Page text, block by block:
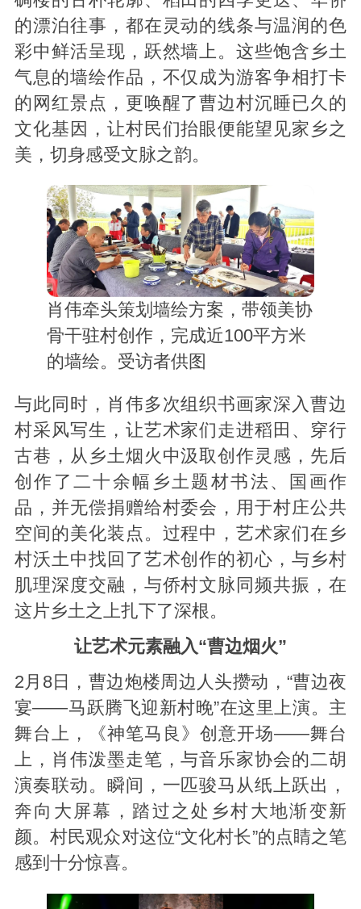
的漂泊往事，都在灵动的线条与温润的色
彩中鲜活呈现，跃然墙上。这些饱含乡土
气息的墙绘作品，不仅成为游客争相打卡
的网红景点，更唤醒了曹边村沉睡已久的
文化基因，让村民们抬眼便能望见家乡之
美，切身感受文脉之韵。
肖伟牵头策划墙绘方案，带领美协
骨干驻村创作，完成近100平方米
的墙绘。受访者供图
与此同时，肖伟多次组织书画家深入曹边
村采风写生，让艺术家们走进稻田、穿行
古巷，从乡土烟火中汲取创作灵感，先后
创作了二十余幅乡土题材书法、国画作
品，并无偿捐赠给村委会，用于村庄公共
空间的美化装点。过程中，艺术家们在乡
村沃土中找回了艺术创作的初心，与乡村
肌理深度交融，与侨村文脉同频共振，在
这片乡土之上扎下了深根。
让艺术元素融入“曹边烟火”
2月8日，曹边炮楼周边人头攒动，“曹边夜
宴——马跃腾飞迎新村晚”在这里上演。主
舞台上，《神笔马良》创意开场——舞台
上，肖伟泼墨走笔，与音乐家协会的二胡
演奏联动。瞬间，一匹骏马从纸上跃出，
奔向大屏幕，踏过之处乡村大地渐变新
颜。村民观众对这位“文化村长”的点睛之笔
感到十分惊喜。